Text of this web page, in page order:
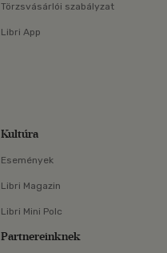
Törzsvásárlói szabályzat
Libri App
Kultúra
Események
Libri Magazin
Libri Mini Polc
Partnereinknek